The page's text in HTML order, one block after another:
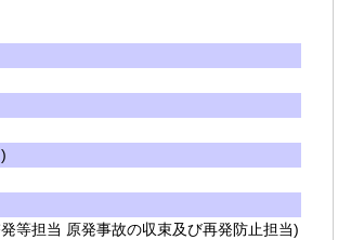
等担当 原発事故の収束及び再発防止担当)